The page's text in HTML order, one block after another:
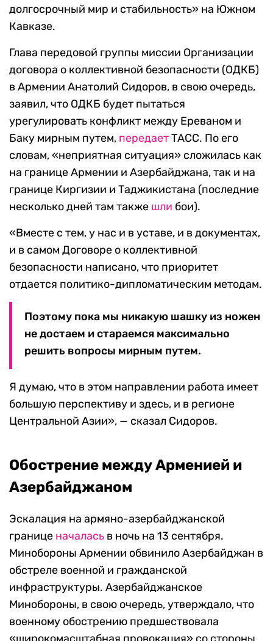
долгосрочный мир и стабильность» на Южном
Кавказе.
Глава передовой группы миссии Организации
договора о коллективной безопасности (ОДКБ)
в Армении Анатолий Сидоров, в свою очередь,
заявил, что ОДКБ будет пытаться
урегулировать конфликт между Ереваном и
Баку мирным путем, передаетТАСС. По его
словам, «неприятная ситуация» сложилась как
на границе Армении и Азербайджана, так и на
границе Киргизии и Таджикистана (последние
несколько дней там также шли бои).
«Вместе с тем, у нас и в уставе, и в документах,
и в самом Договоре о коллективной
безопасности написано, что приоритет
отдается политико-дипломатическим методам.
Поэтому пока мы никакую шашку из ножен
не достаем и стараемся максимально
решить вопросы мирным путем.
Я думаю, что в этом направлении работа имеет
большую перспективу и здесь, и в регионе
Центральной Азии», — сказал Сидоров.
Обострение между Арменией и
Азербайджаном
Эскалация на армяно-азербайджанской
границе началась в ночь на 13 сентября.
Минобороны Армении обвинило Азербайджан в
обстреле военной и гражданской
инфраструктуры. Азербайджанское
Минобороны, в свою очередь, утверждало, что
военному обострению предшествовала